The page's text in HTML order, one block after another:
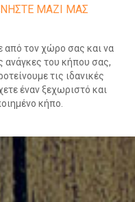
ΜΑΖΙ ΜΑΣ
από τον χώρο σας και να
ανάγκες του κήπου σας,
τις ιδανικές
έναν ξεχωριστό και
κήπο.